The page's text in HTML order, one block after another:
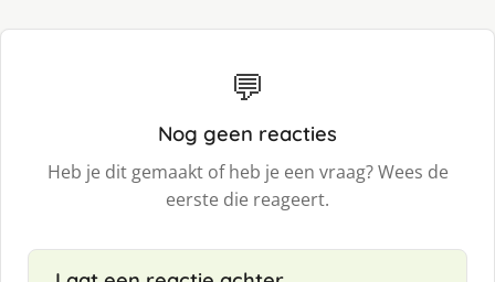
💬
Nog geen reacties
Heb je dit gemaakt of heb je een vraag? Wees de
eerste die reageert.